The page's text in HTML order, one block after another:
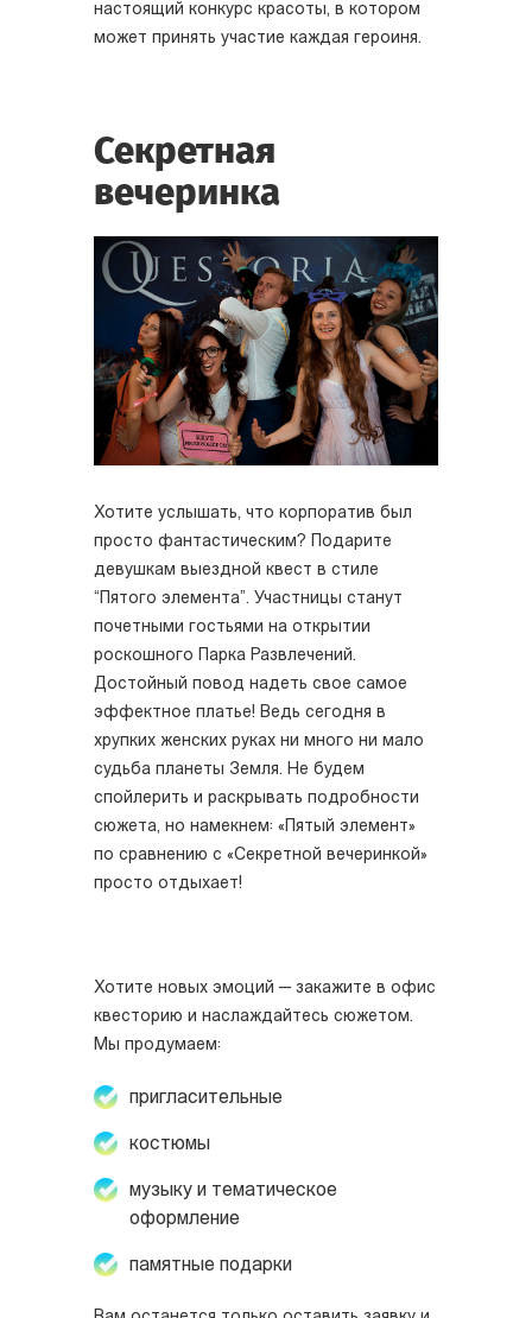
настоящий конкурс красоты, в котором
может принять участие каждая героиня.
Секретная
вечеринка
Хотите услышать, что корпоратив был
просто фантастическим? Подарите
девушкам выездной квест в стиле
“Пятого элемента”. Участницы станут
почетными гостьями на открытии
роскошного Парка Развлечений.
Достойный повод надеть свое самое
эффектное платье! Ведь сегодня в
хрупких женских руках ни много ни мало
судьба планеты Земля. Не будем
спойлерить и раскрывать подробности
сюжета, но намекнем: «Пятый элемент»
по сравнению с «Секретной вечеринкой»
просто отдыхает!
Хотите новых эмоций — закажите в офис
квесторию и наслаждайтесь сюжетом.
Мы продумаем:
пригласительные
костюмы
музыку и тематическое
оформление
памятные подарки